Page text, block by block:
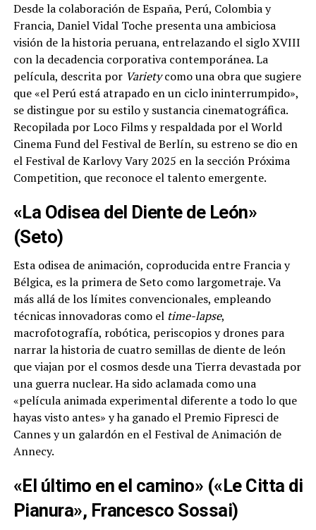
Desde la colaboración de España, Perú, Colombia y
Francia, Daniel Vidal Toche presenta una ambiciosa
visión de la historia peruana, entrelazando el siglo XVIII
con la decadencia corporativa contemporánea. La
película, descrita por Varietycomo una obra que sugiere
que «el Perú está atrapado en un ciclo ininterrumpido»,
se distingue por su estilo y sustancia cinematográfica.
Recopilada por Loco Films y respaldada por el World
Cinema Fund del Festival de Berlín, su estreno se dio en
el Festival de Karlovy Vary 2025 en la sección Próxima
Competition, que reconoce el talento emergente.
«La Odisea del Diente de León»
(Seto)
Esta odisea de animación, coproducida entre Francia y
Bélgica, es la primera de Seto como largometraje. Va
más allá de los límites convencionales, empleando
técnicas innovadoras como el time-lapse,
macrofotografía, robótica, periscopios y drones para
narrar la historia de cuatro semillas de diente de león
que viajan por el cosmos desde una Tierra devastada por
una guerra nuclear. Ha sido aclamada como una
«película animada experimental diferente a todo lo que
hayas visto antes» y ha ganado el Premio Fipresci de
Cannes y un galardón en el Festival de Animación de
Annecy.
«El último en el camino» («Le Citta di
Pianura», Francesco Sossai)